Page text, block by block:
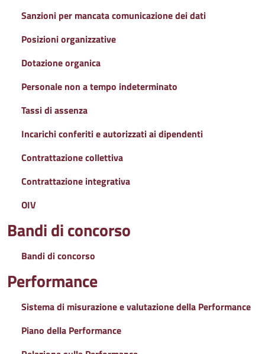
Sanzioni per mancata comunicazione dei dati
Posizioni organizzative
Dotazione organica
Personale non a tempo indeterminato
Tassi di assenza
Incarichi conferiti e autorizzati ai dipendenti
Contrattazione collettiva
Contrattazione integrativa
OIV
Bandi di concorso
Bandi di concorso
Performance
Sistema di misurazione e valutazione della Performance
Piano della Performance